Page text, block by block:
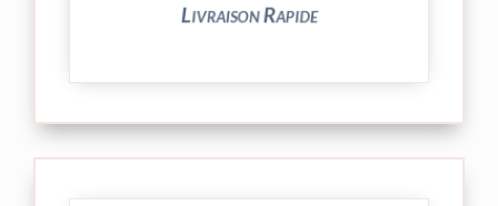
Livraison Rapide